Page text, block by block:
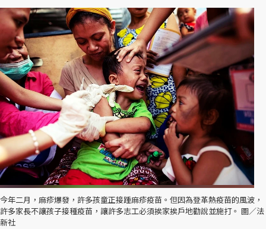
今年二月，麻疹爆發，許多孩童正接踵麻疹疫苗。但因為登革熱疫苗的風波，
許多家長不讓孩子接種疫苗，讓許多志工必須挨家挨戶地勸說並施打。 圖／法
新社